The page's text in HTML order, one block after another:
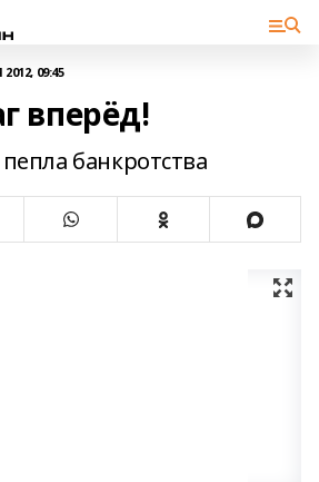
09:45
вперёд!
банкротства